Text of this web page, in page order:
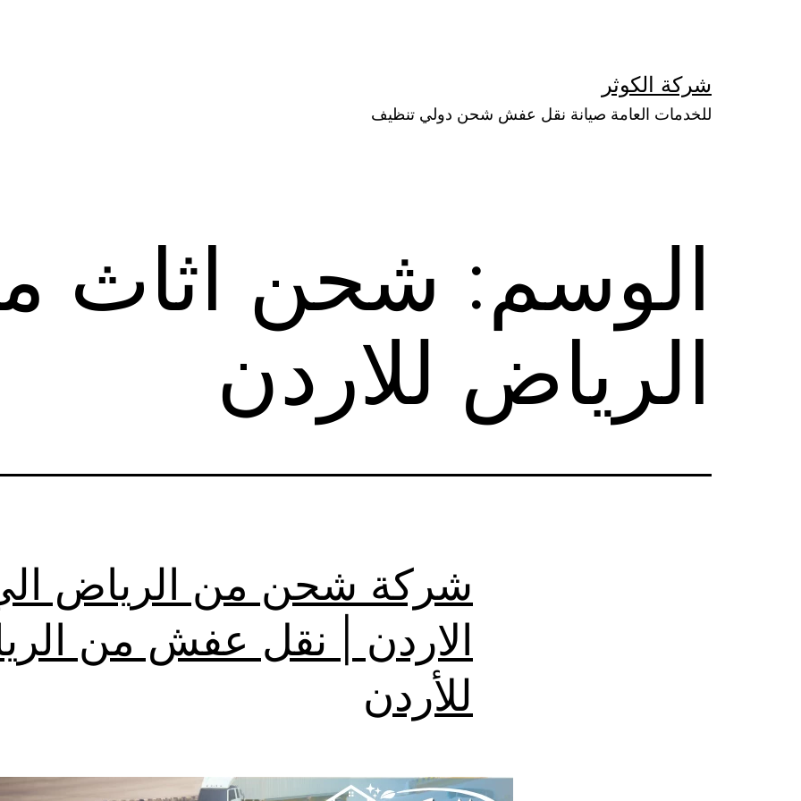
شركة الكوثر
للخدمات العامة صيانة نقل عفش شحن دولي تنظيف
الوسم: شحن اثاث
الرياض للاردن
شركة شحن من الرياض
الاردن | نقل عفش من
للأردن